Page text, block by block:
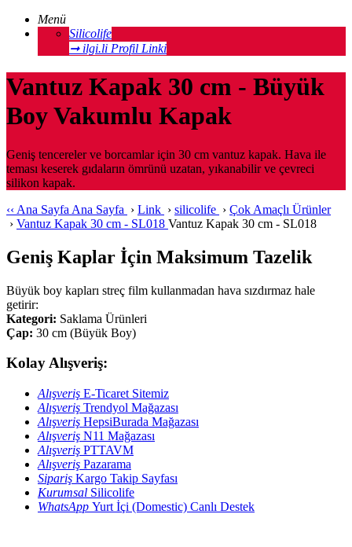
Menü
Silicolife
➞ ilgi.li Profil Linki
Vantuz Kapak 30 cm - Büyük
Boy Vakumlu Kapak
Geniş tencereler ve borcamlar için 30 cm vantuz kapak. Hava ile
teması keserek gıdaların ömrünü uzatan, yıkanabilir ve çevreci
silikon kapak.
‹‹ Ana Sayfa Ana Sayfa › Link › silicolife › Çok Amaçlı Ürünler
› Vantuz Kapak 30 cm - SL018 Vantuz Kapak 30 cm - SL018
Geniş Kaplar İçin Maksimum Tazelik
Büyük boy kapları streç film kullanmadan hava sızdırmaz hale
getirir:
Kategori: Saklama Ürünleri
Çap: 30 cm (Büyük Boy)
Kolay Alışveriş:
Alışveriş E-Ticaret Sitemiz
Alışveriş Trendyol Mağazası
Alışveriş HepsiBurada Mağazası
Alışveriş N11 Mağazası
Alışveriş PTTAVM
Alışveriş Pazarama
Sipariş Kargo Takip Sayfası
Kurumsal Silicolife
WhatsApp Yurt İçi (Domestic) Canlı Destek